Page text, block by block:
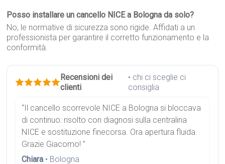
Posso installare un cancello NICE a Bologna da solo?
No, le normative di sicurezza sono rigide. Affidati a un
professionista per garantire il corretto funzionamento e la
conformità.
Recensioni dei
clienti
• chi ci sceglie ci
consiglia
“Il cancello scorrevole NICE a Bologna si bloccava
di continuo: risolto con diagnosi sulla centralina
NICE e sostituzione finecorsa. Ora apertura fluida.
Grazie Giacomo! ”
Chiara • Bologna